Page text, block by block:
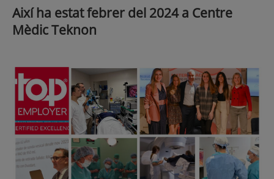
Així ha estat febrer del 2024 a Centre
Mèdic Teknon